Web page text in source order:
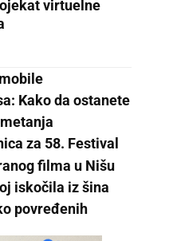
virtuelne
Kako da ostanete
za 58. Festival
filma u Nišu
iskočila iz šina
povređenih